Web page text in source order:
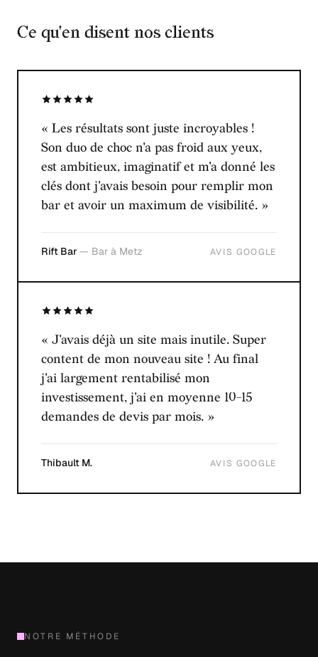
Ce qu'en disent nos clients
« Les résultats sont juste incroyables !
Son duo de choc n'a pas froid aux yeux,
est ambitieux, imaginatif et m'a donné les
clés dont j'avais besoin pour remplir mon
bar et avoir un maximum de visibilité. »
Rift Bar — Bar à Metz AVIS GOOGLE
« J'avais déjà un site mais inutile. Super
content de mon nouveau site ! Au final
j'ai largement rentabilisé mon
investissement, j'ai en moyenne 10-15
demandes de devis par mois. »
Thibault M. AVIS GOOGLE
NOTRE MÉTHODE